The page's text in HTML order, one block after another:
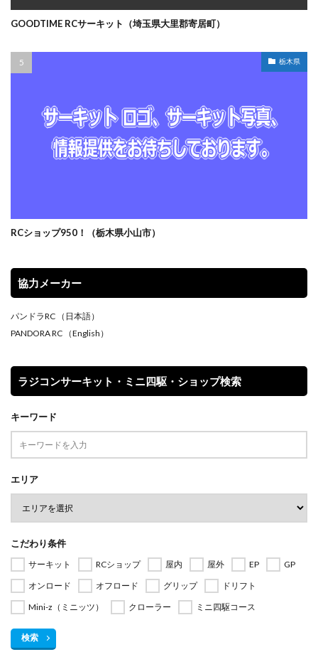
GOODTIME RCサーキット（埼玉県大里郡寄居町）
栃木県
RCショップ950！（栃木県小山市）
協力メーカー
パンドラRC （日本語）
PANDORA RC （English）
ラジコンサーキット・ミニ四駆・ショップ検索
キーワード
エリア
こだわり条件
サーキット RCショップ 屋内 屋外 EP
GP
オンロード
オフロード グリップ
ドリフト
Mini-z（ミニッツ）
クローラー ミニ四駆コース
検索